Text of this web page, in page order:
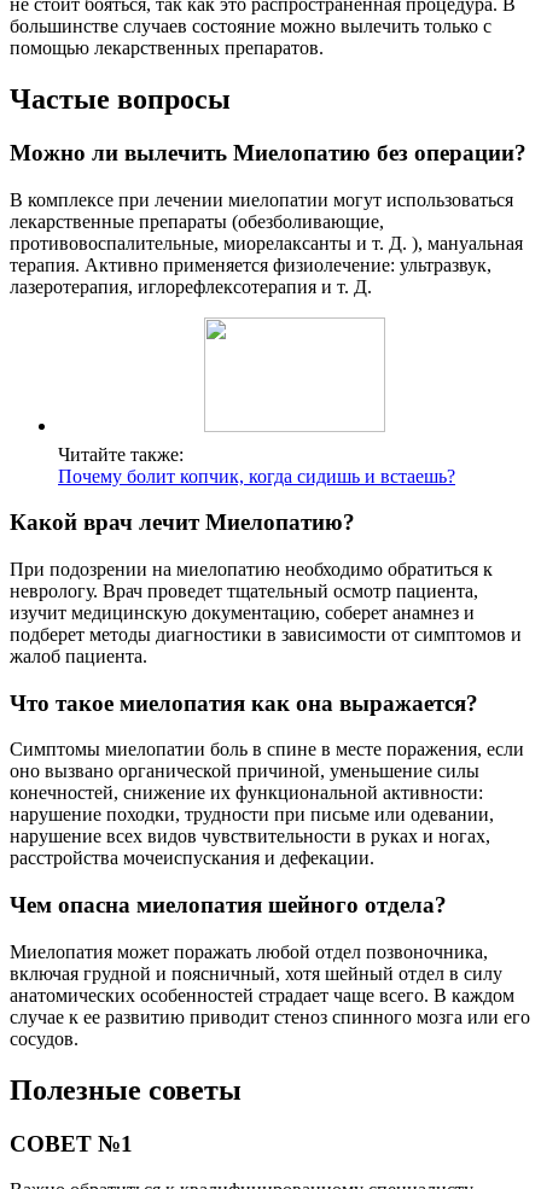
не стоит бояться, так как это распространенная процедура. В
большинстве случаев состояние можно вылечить только с
помощью лекарственных препаратов.
Частые вопросы
Можно ли вылечить Миелопатию без операции?
В комплексе при лечении миелопатии могут использоваться
лекарственные препараты (обезболивающие,
противовоспалительные, миорелаксанты и т. Д. ), мануальная
терапия. Активно применяется физиолечение: ультразвук,
лазеротерапия, иглорефлексотерапия и т. Д.
Читайте также:
Почему болит копчик, когда сидишь и встаешь?
Какой врач лечит Миелопатию?
При подозрении на миелопатию необходимо обратиться к
неврологу. Врач проведет тщательный осмотр пациента,
изучит медицинскую документацию, соберет анамнез и
подберет методы диагностики в зависимости от симптомов и
жалоб пациента.
Что такое миелопатия как она выражается?
Симптомы миелопатии боль в спине в месте поражения, если
оно вызвано органической причиной, уменьшение силы
конечностей, снижение их функциональной активности:
нарушение походки, трудности при письме или одевании,
нарушение всех видов чувствительности в руках и ногах,
расстройства мочеиспускания и дефекации.
Чем опасна миелопатия шейного отдела?
Миелопатия может поражать любой отдел позвоночника,
включая грудной и поясничный, хотя шейный отдел в силу
анатомических особенностей страдает чаще всего. В каждом
случае к ее развитию приводит стеноз спинного мозга или его
сосудов.
Полезные советы
СОВЕТ №1